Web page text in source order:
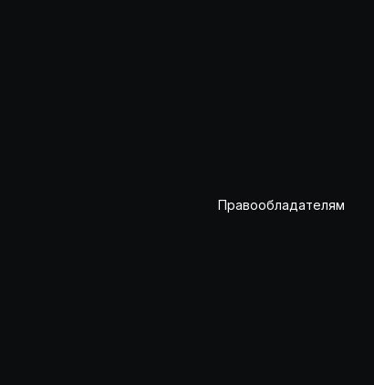
Правообладателям